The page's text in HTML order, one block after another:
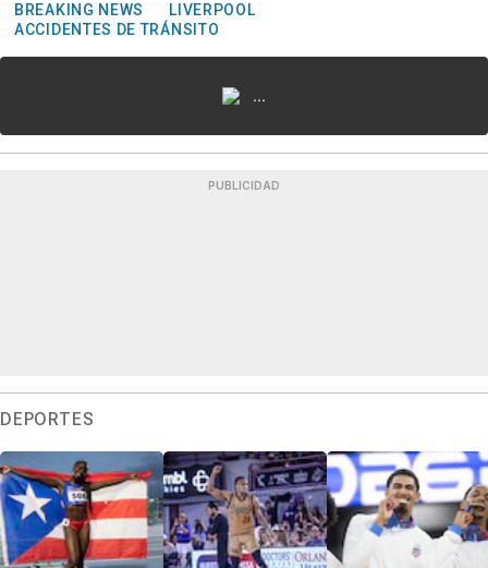
BREAKING NEWS
LIVERPOOL
ACCIDENTES DE TRÁNSITO
...
PUBLICIDAD
DEPORTES